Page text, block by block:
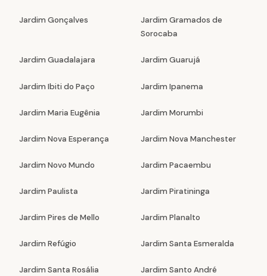
Jardim Gonçalves
Jardim Gramados de
Sorocaba
Jardim Guadalajara Jardim Guarujá
Jardim Ibiti do Paço Jardim Ipanema
Jardim Maria Eugênia Jardim Morumbi
Jardim Nova Esperança Jardim Nova Manchester
Jardim Novo Mundo Jardim Pacaembu
Jardim Paulista Jardim Piratininga
Jardim Pires de Mello Jardim Planalto
Jardim Refúgio Jardim Santa Esmeralda
Jardim Santa Rosália Jardim Santo André